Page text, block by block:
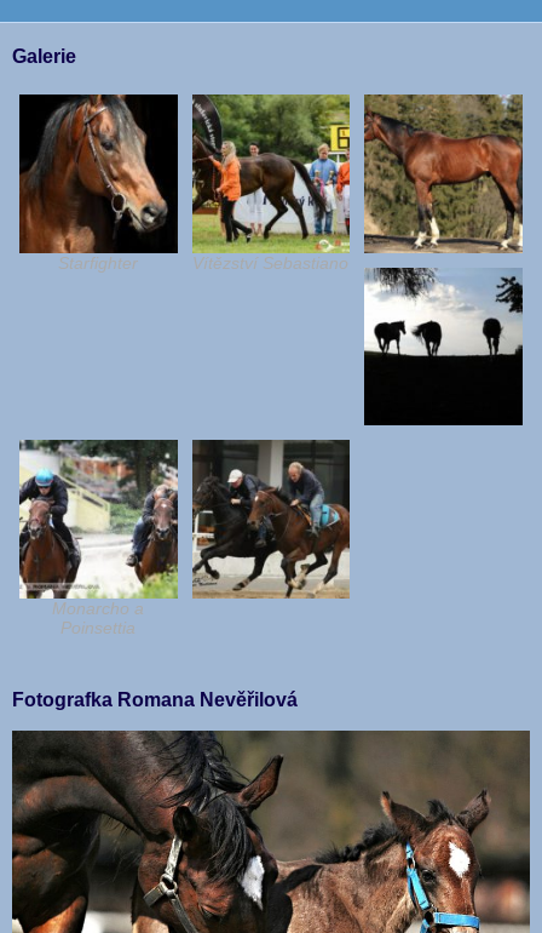
Galerie
Starfighter Vítězství Sebastiano
Monarcho a
Poinsettia
Fotografka Romana Nevěřilová